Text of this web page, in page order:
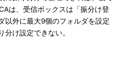
は、受信ボックスは「振分け登
以外に最大9個のフォルダを設定
分け設定できない。